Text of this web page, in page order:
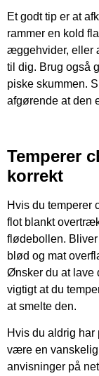
Et godt tip er at
rammer en kold
æggehvider, eller
til dig. Brug også
piske skummen.
afgørende at den
Temperer
korrekt
Hvis du temperer
flot blankt
flødebollen.
blød og mat
Ønsker du at lave
vigtigt at du
at smelte den.
Hvis du aldrig har
være en
anvisninger på